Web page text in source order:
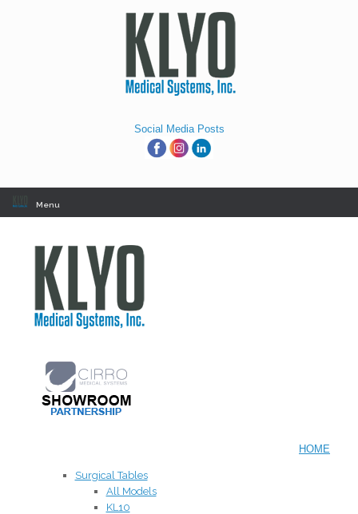
Social Media Posts
Menu
HOME
Surgical Tables
All Models
KL10